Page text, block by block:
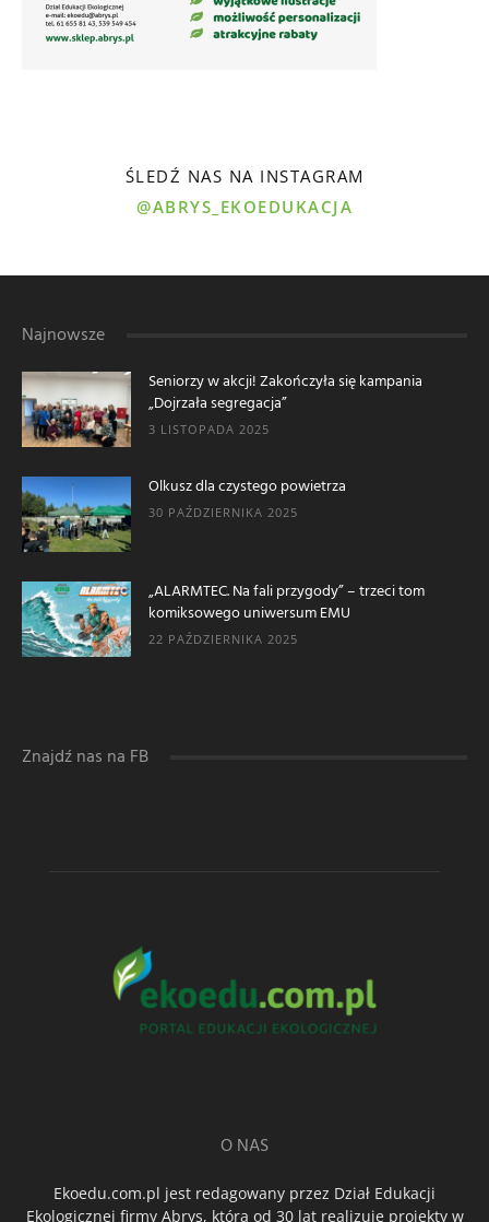
ŚLEDŹ NAS NA INSTAGRAM
@ABRYS_EKOEDUKACJA
Najnowsze
Seniorzy w akcji! Zakończyła się kampania
„Dojrzała segregacja”
3 LISTOPADA 2025
Olkusz dla czystego powietrza
30 PAŹDZIERNIKA 2025
„ALARMTEC. Na fali przygody” – trzeci tom
komiksowego uniwersum EMU
22 PAŹDZIERNIKA 2025
Znajdź nas na FB
O NAS
Ekoedu.com.pl jest redagowany przez Dział Edukacji
Ekologicznej firmy Abrys, która od 30 lat realizuje projekty w